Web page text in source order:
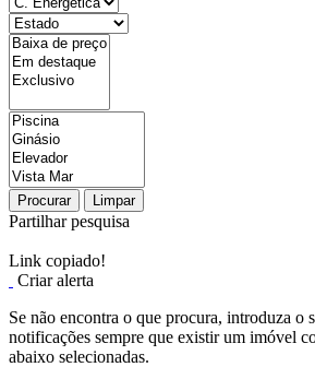
Procurar Limpar
Partilhar pesquisa
Link copiado!
Criar alerta
Se não encontra o que procura, introduza o
notificações sempre que existir um imóvel
abaixo selecionadas.